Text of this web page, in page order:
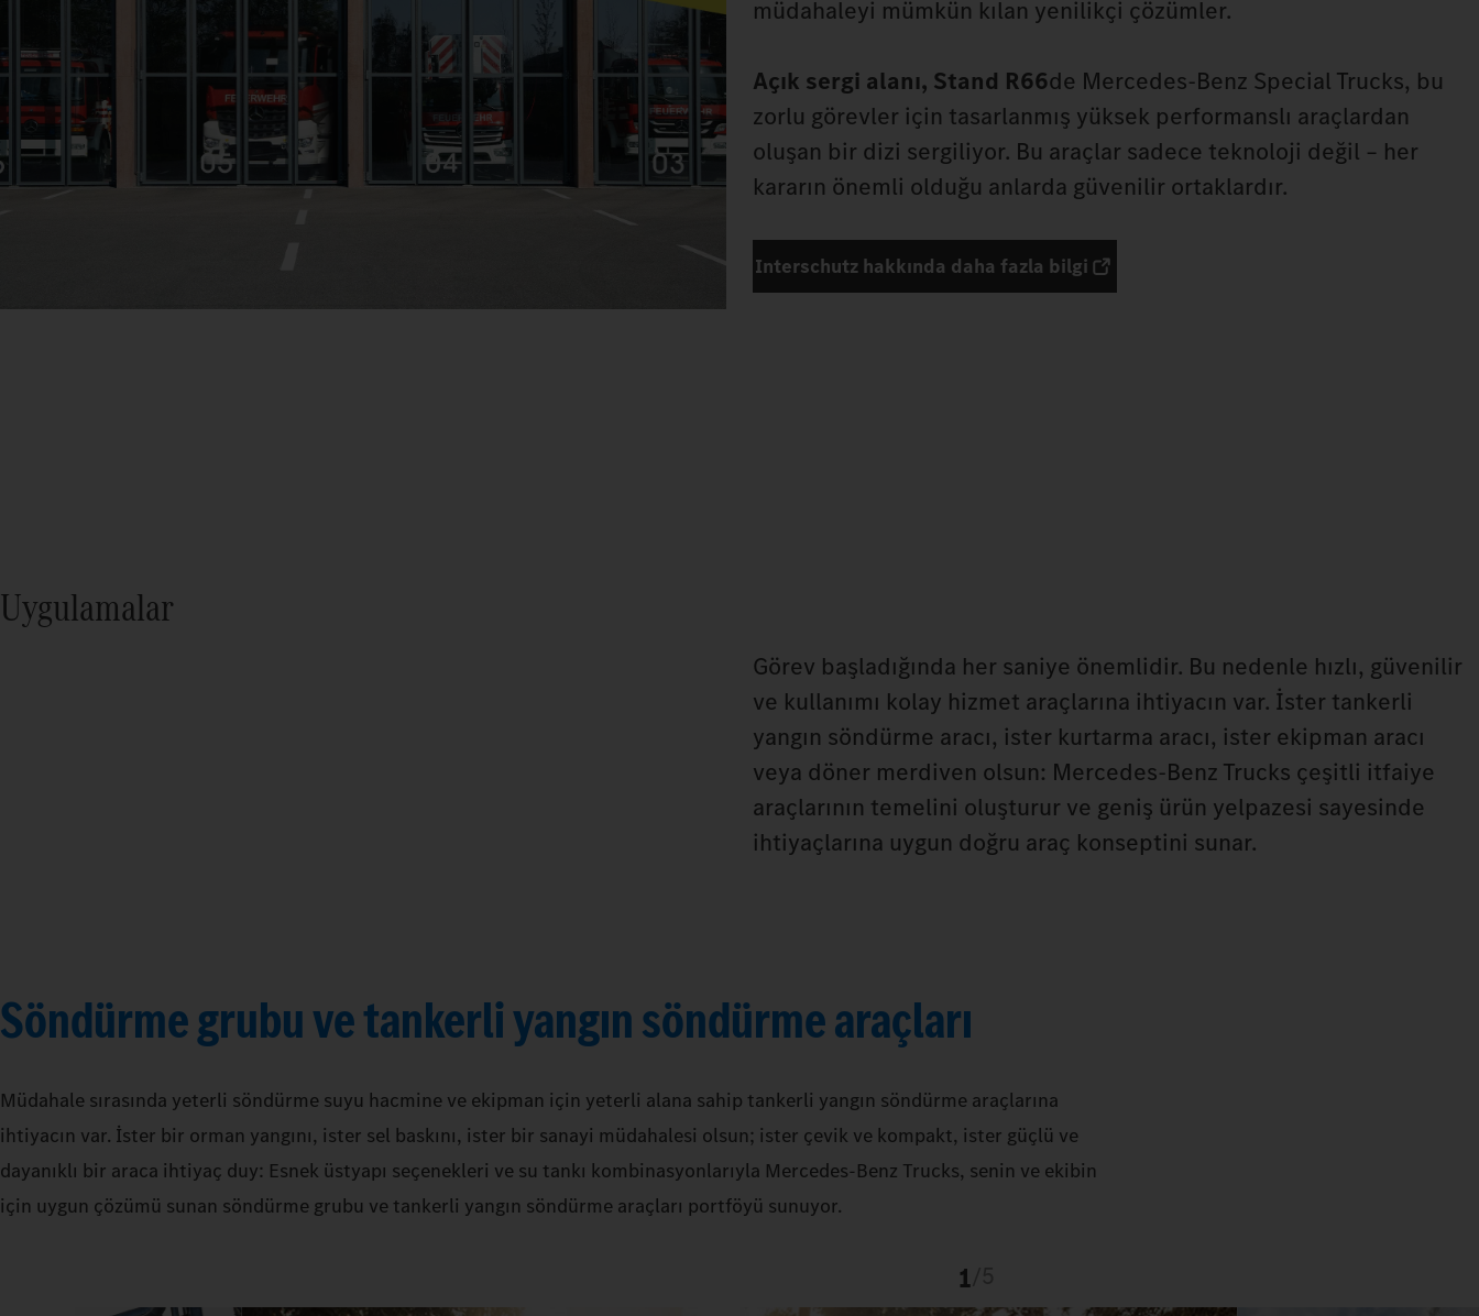
müdahaleyi mümkün kılan yenilikçi çözümler.
Açık sergi alanı, Stand R66de Mercedes‑Benz Special Trucks, bu
zorlu görevler için tasarlanmış yüksek performanslı araçlardan
oluşan bir dizi sergiliyor. Bu araçlar sadece teknoloji değil – her
kararın önemli olduğu anlarda güvenilir ortaklardır.
Interschutz hakkında daha fazla bilgi
Uygulamalar
Görev başladığında her saniye önemlidir. Bu nedenle hızlı, güvenilir
ve kullanımı kolay hizmet araçlarına ihtiyacın var. İster tankerli
yangın söndürme aracı, ister kurtarma aracı, ister ekipman aracı
veya döner merdiven olsun: Mercedes‑Benz Trucks çeşitli itfaiye
araçlarının temelini oluşturur ve geniş ürün yelpazesi sayesinde
ihtiyaçlarına uygun doğru araç konseptini sunar.
Söndürme grubu ve tankerli yangın söndürme araçları
Müdahale sırasında yeterli söndürme suyu hacmine ve ekipman için yeterli alana sahip tankerli yangın söndürme araçlarına
ihtiyacın var. İster bir orman yangını, ister sel baskını, ister bir sanayi müdahalesi olsun; ister çevik ve kompakt, ister güçlü ve
dayanıklı bir araca ihtiyaç duy: Esnek üstyapı seçenekleri ve su tankı kombinasyonlarıyla Mercedes-Benz Trucks, senin ve ekibin
için uygun çözümü sunan söndürme grubu ve tankerli yangın söndürme araçları portföyü sunuyor.
1